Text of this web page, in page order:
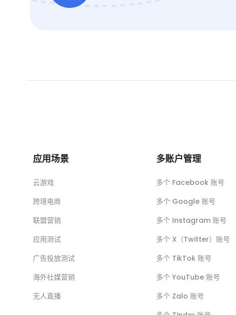
应用场景
云游戏
跨境电商
联盟营销
应用测试
广告投放测试
海外社媒营销
无人直播
多账户管理
多个 Facebook 账号
多个 Google 账号
多个 Instagram 账号
多个 X（Twitter）账号
多个 TikTok 账号
多个 YouTube 账号
多个 Zalo 账号